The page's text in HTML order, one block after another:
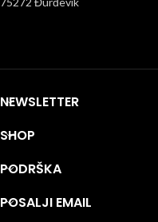
NEWSLETTER
SHOP
PODRŠKA
POSALJI EMAIL